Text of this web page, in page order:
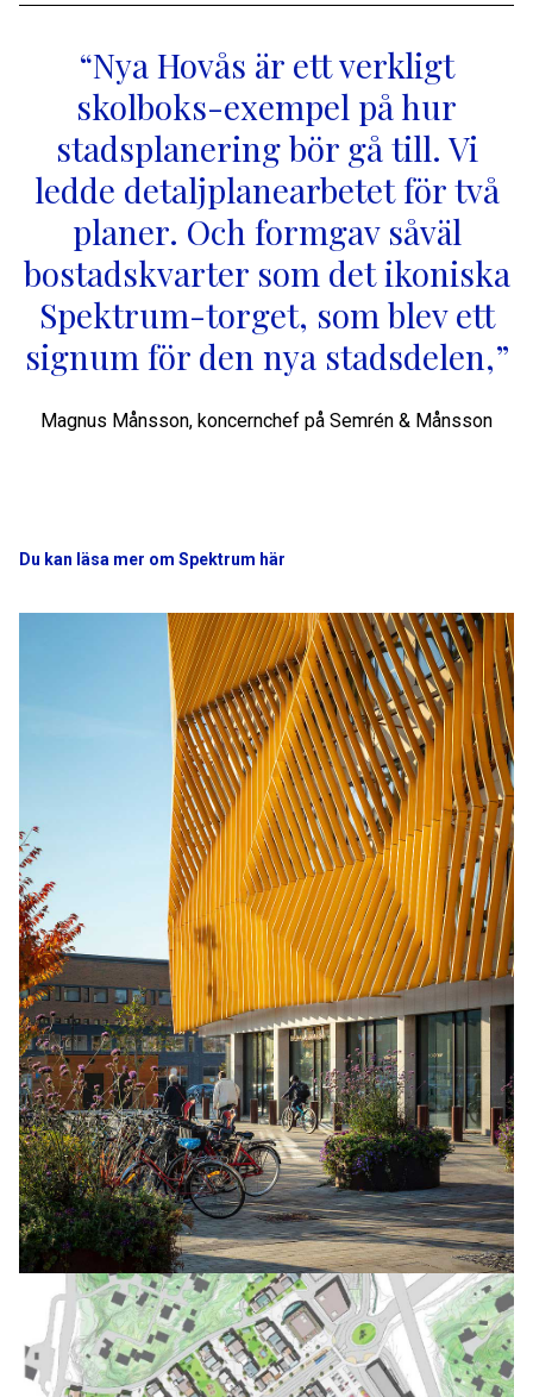
“Nya Hovås är ett verkligt
skolboks-exempel på hur
stadsplanering bör gå till. Vi
ledde detaljplanearbetet för två
planer. Och formgav såväl
bostadskvarter som det ikoniska
Spektrum-torget, som blev ett
signum för den nya stadsdelen,”
Magnus Månsson, koncernchef på Semrén & Månsson
Du kan läsa mer om Spektrum här